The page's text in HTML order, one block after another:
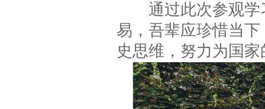
通过此次参观学
易，吾辈应珍惜当
史思维，努力为国